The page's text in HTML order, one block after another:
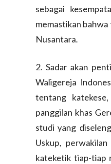
sebagai
memastikan
Nusantara.
2. Sadar akan
Waligereja
tentang
panggilan khas
studi yang
Uskup,
kateketik tiap-tiap